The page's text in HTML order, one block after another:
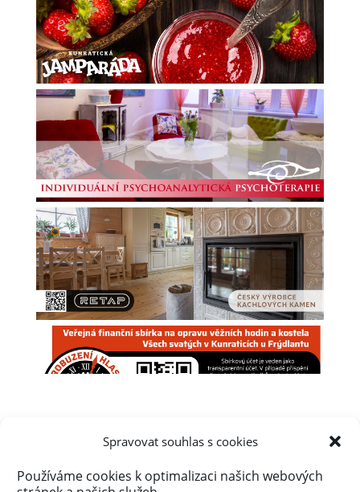
Spravovat souhlas s cookies
Používáme cookies k optimalizaci našich webových
Úvod Obsah webu Aktuálně